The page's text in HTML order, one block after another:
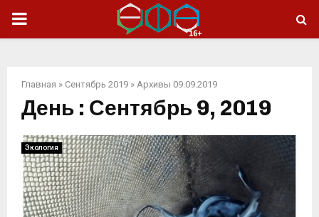
ОСНОВНОЕ
Главная » Сентябрь 2019 » Архивы 09.09.2019
День : Сентябрь 9, 2019
Экология